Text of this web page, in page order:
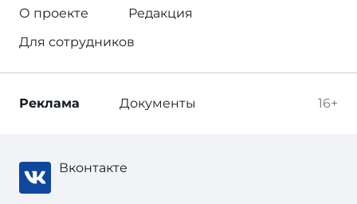
О проекте
Редакция
Для сотрудников
16+
Реклама Документы
Вконтакте